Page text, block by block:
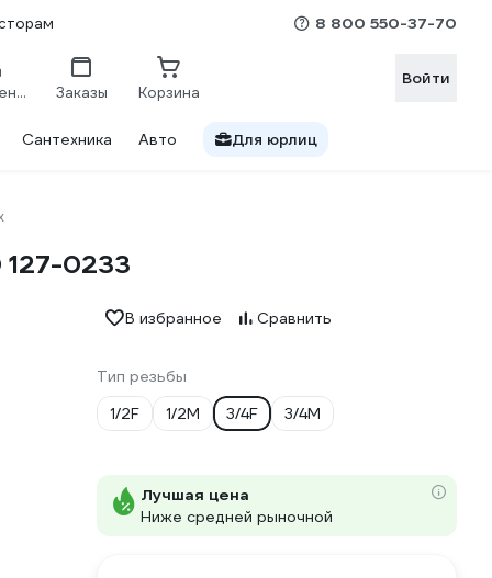
8 800 550-37-70
Сравнение Заказы Корзина
Войти
Сантехника Авто Для юрлиц
127-0233
В избранное Сравнить
Тип резьбы
1/2F
1/2M 3/4F 3/4M
Лучшая цена
Ниже средней рыночной